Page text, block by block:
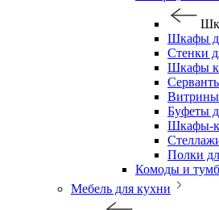
Шкафы
Стенки
Шкафы
Витрины
Буфеты
Шкафы-
Полки
Комоды и
Мебель для кухни